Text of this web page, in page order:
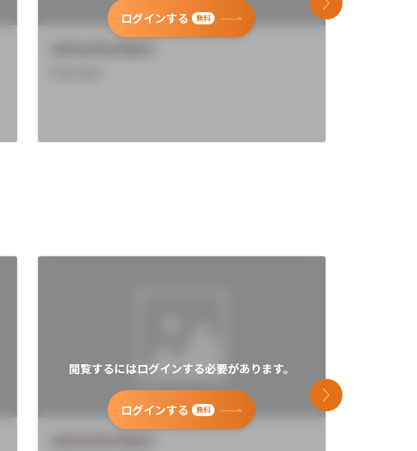
ログインする 無料
次のスライド
閲覧するにはログインする必要があります。
ログインする 無料
次のスライド